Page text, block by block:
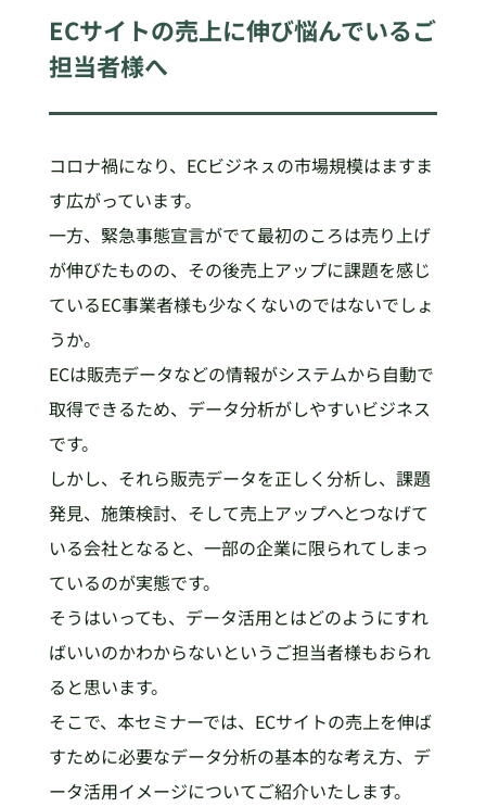
ECサイトの売上に伸び悩んでいるご
担当者様へ
コロナ禍になり、ECビジネㇲの市場規模はますま
す広がっています。
一方、緊急事態宣言がでて最初のころは売り上げ
が伸びたものの、その後売上アップに課題を感じ
ているEC事業者様も少なくないのではないでしょ
うか。
ECは販売データなどの情報がシステムから自動で
取得できるため、データ分析がしやすいビジネス
です。
しかし、それら販売データを正しく分析し、課題
発見、施策検討、そして売上アップへとつなげて
いる会社となると、一部の企業に限られてしまっ
ているのが実態です。
そうはいっても、データ活用とはどのようにすれ
ばいいのかわからないというご担当者様もおられ
ると思います。
そこで、本セミナーでは、ECサイトの売上を伸ば
すために必要なデータ分析の基本的な考え方、デ
ータ活用イメージについてご紹介いたします。